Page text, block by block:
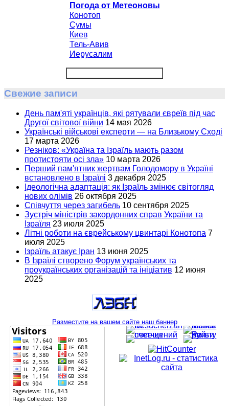
Погода от Метеоновы
Конотоп
Сумы
Киев
Тель-Авив
Иерусалим
Свежие записи
День пам'яті українців, які рятували євреїв під час
Другої світової війни 14 мая 2026
Українські військові експерти — на Близькому Сході
17 марта 2026
Резніков: «Україна та Ізраїль мають разом
протистояти осі зла» 10 марта 2026
Перший пам'ятник жертвам Голодомору в Україні
встановлено в Ізраїлі 3 декабря 2025
Ідеологічна адаптація: як Ізраїль змінює світогляд
нових олімів 26 октября 2025
Співчуття через загибель 10 сентября 2025
Зустріч міністрів закордонних справ України та
Ізраїля 23 июля 2025
Літні роботи на єврейському цвинтарі Конотопа 7
июля 2025
Ізраїль атакує Іран 13 июня 2025
В Ізраїлі створено Форум українських та
проукраїнських організацій та ініціатив 12 июня
2025
Разместите на вашем сайте наш баннер